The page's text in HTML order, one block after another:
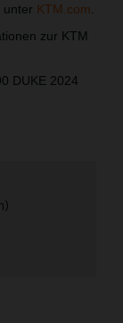
unter KTM.com
zur KTM
DUKE 2024